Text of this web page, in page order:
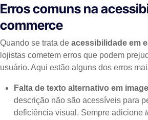
Erros comuns na
commerce
Quando se trata de acessibilidade em
lojistas cometem erros que podem
usuário. Aqui estão alguns dos erros
Falta de texto alternativo em
descrição não são acessíveis para
deficiência visual. Sempre adicione